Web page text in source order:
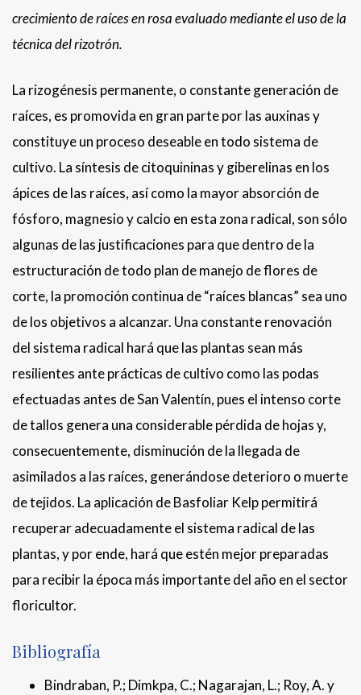
crecimiento de raíces en rosa evaluado mediante el uso de la
técnica del rizotrón.
La rizogénesis permanente, o constante generación de
raíces, es promovida en gran parte por las auxinas y
constituye un proceso deseable en todo sistema de
cultivo. La síntesis de citoquininas y giberelinas en los
ápices de las raíces, así como la mayor absorción de
fósforo, magnesio y calcio en esta zona radical, son sólo
algunas de las justificaciones para que dentro de la
estructuración de todo plan de manejo de flores de
corte, la promoción continua de “raíces blancas” sea uno
de los objetivos a alcanzar. Una constante renovación
del sistema radical hará que las plantas sean más
resilientes ante prácticas de cultivo como las podas
efectuadas antes de San Valentín, pues el intenso corte
de tallos genera una considerable pérdida de hojas y,
consecuentemente, disminución de la llegada de
asimilados a las raíces, generándose deterioro o muerte
de tejidos. La aplicación de Basfoliar Kelp permitirá
recuperar adecuadamente el sistema radical de las
plantas, y por ende, hará que estén mejor preparadas
para recibir la época más importante del año en el sector
floricultor.
Bibliografía
Bindraban, P.; Dimkpa, C.; Nagarajan, L.; Roy, A. y